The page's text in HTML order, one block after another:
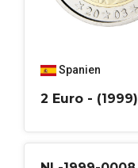
Spanien
2 Euro - (1999)